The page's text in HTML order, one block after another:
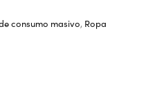
consumo masivo, Ropa